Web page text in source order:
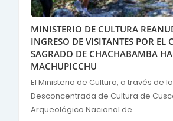
MINISTERIO DE CULTURA
INGRESO DE VISITANTES POR EL
SAGRADO DE CHACHABAMBA
MACHUPICCHU
El Ministerio de Cultura, a través de
Desconcentrada de Cultura de
Arqueológico Nacional de...